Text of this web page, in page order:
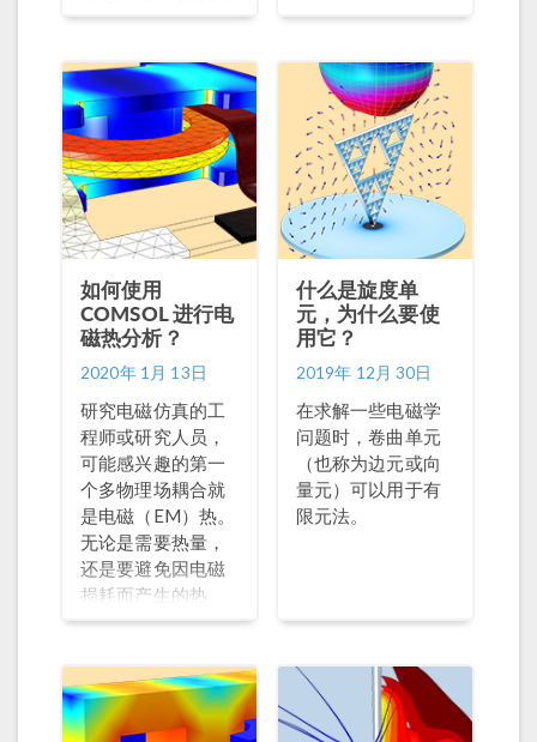
AC/DC 模块模拟电
3 维等多方面内
容。该系列教程的
前 6 部分已在之前
的博客文章中作了
介绍：《COMSOL
Multiphysics® 中
的电缆建模：8 部
分系列教程》。 快
速提升电缆模拟能
力 就在几年前，只
有在大型集群系统
上运行专用代码的
专家才能使用详细
的3维电缆模型。如
今，任何能够使用
现代台式计算机的
人都可以在大约半
小时内运行带有扭
解和后处理都可以
Multiphysics® 软
件的友好型用户界
面中完成。 在标称
教程展示了如何在
Multiphysics® 软
件和附加的 AC/DC
模块中对工业级规
模电缆进行建模，
还可以作为一般电
磁现象建模的入门
教程。
如何使用
COMSOL 进行电
磁热分析？
2020年 1月 13日
研究电磁仿真的工
程师或研究人员，
可能感兴趣的第一
个多物理场耦合就
是电磁（EM）热。
无论是需要热量，
还是要避免因电磁
损耗而产生的热
量，电气设备的性
响。
什么是旋度单
元，为什么要使
用它？
2019年 12月 30日
在求解一些电磁学
问题时，卷曲单元
（也称为边元或向
量元）可以用于有
限元法。